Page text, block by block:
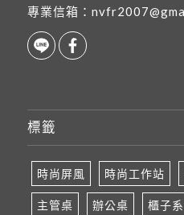
專業信箱：
標籤
時尚屏風 時尚工作站
主管桌 辦公桌 櫃子